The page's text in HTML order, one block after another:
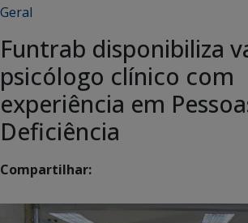
Geral
Funtrab disponibiliza
psicólogo clínico com
experiência em
Deficiência
Compartilhar: